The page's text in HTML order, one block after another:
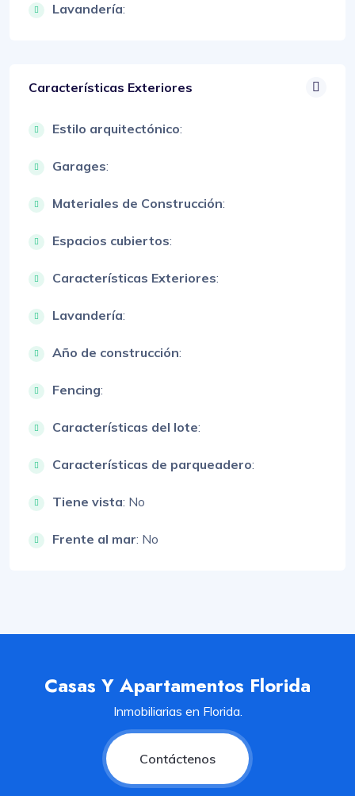
Lavandería:
Características Exteriores
Estilo arquitectónico:
Garages:
Materiales de Construcción:
Espacios cubiertos:
Características Exteriores:
Lavandería:
Año de construcción:
Fencing:
Características del lote:
Características de parqueadero:
Tiene vista: No
Frente al mar: No
Casas Y Apartamentos Florida
Inmobiliarias en Florida.
Contáctenos